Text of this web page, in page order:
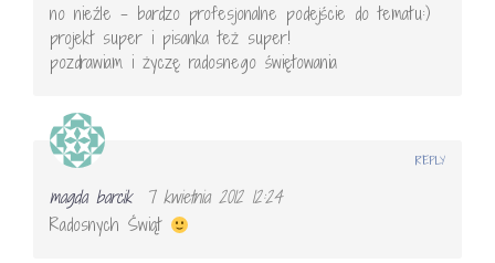
no nieźle – bardzo profesjonalne podejście do tematu:)
projekt super i pisanka też super!
pozdrawiam i życzę radosnego świętowania
magda barcik
7 kwietnia 2012 12:24
Radosnych Świąt
REPLY